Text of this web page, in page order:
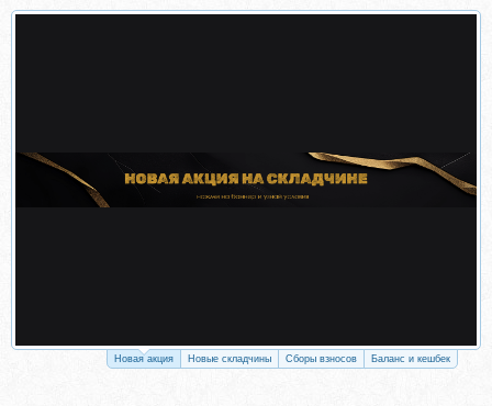
Скачать Как правильно открыть и запустить турагентство за 6 дней (Никита...
Новая акция Новые складчины Сборы взносов Баланс и кешбек